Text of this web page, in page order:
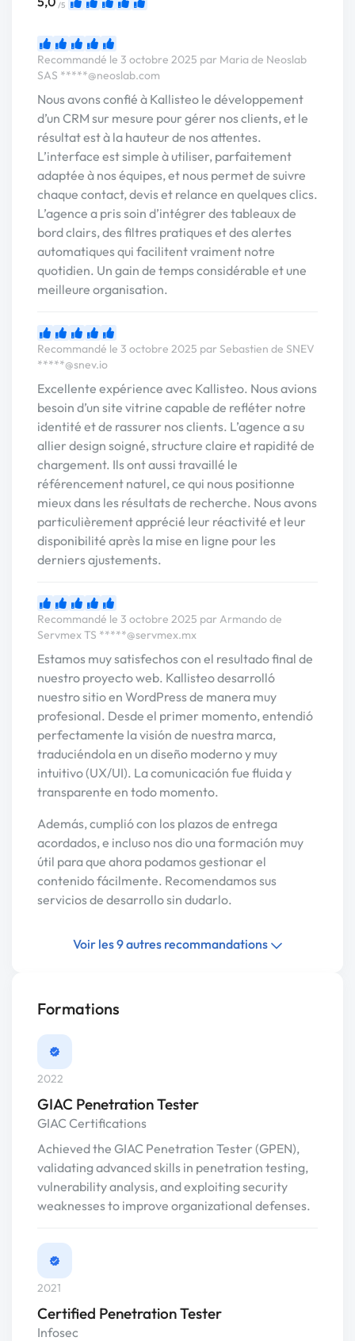
/5
Recommandé le 3 octobre 2025 par Maria de Neoslab
SAS *****@neoslab.com
Nous avons confié à Kallisteo le développement
d’un CRM sur mesure pour gérer nos clients, et le
résultat est à la hauteur de nos attentes.
L’interface est simple à utiliser, parfaitement
adaptée à nos équipes, et nous permet de suivre
chaque contact, devis et relance en quelques clics.
L’agence a pris soin d’intégrer des tableaux de
bord clairs, des filtres pratiques et des alertes
automatiques qui facilitent vraiment notre
quotidien. Un gain de temps considérable et une
meilleure organisation.
Recommandé le 3 octobre 2025 par Sebastien de SNEV
*****@snev.io
Excellente expérience avec Kallisteo. Nous avions
besoin d’un site vitrine capable de refléter notre
identité et de rassurer nos clients. L’agence a su
allier design soigné, structure claire et rapidité de
chargement. Ils ont aussi travaillé le
référencement naturel, ce qui nous positionne
mieux dans les résultats de recherche. Nous avons
particulièrement apprécié leur réactivité et leur
disponibilité après la mise en ligne pour les
derniers ajustements.
Recommandé le 3 octobre 2025 par Armando de
Servmex TS *****@servmex.mx
Estamos muy satisfechos con el resultado final de
nuestro proyecto web. Kallisteo desarrolló
nuestro sitio en WordPress de manera muy
profesional. Desde el primer momento, entendió
perfectamente la visión de nuestra marca,
traduciéndola en un diseño moderno y muy
intuitivo (UX/UI). La comunicación fue fluida y
transparente en todo momento.
Además, cumplió con los plazos de entrega
acordados, e incluso nos dio una formación muy
útil para que ahora podamos gestionar el
contenido fácilmente. Recomendamos sus
servicios de desarrollo sin dudarlo.
Voir les 9 autres recommandations
Formations
2022
GIAC Penetration Tester
GIAC Certifications
Achieved the GIAC Penetration Tester (GPEN),
validating advanced skills in penetration testing,
vulnerability analysis, and exploiting security
weaknesses to improve organizational defenses.
2021
Certified Penetration Tester
Infosec